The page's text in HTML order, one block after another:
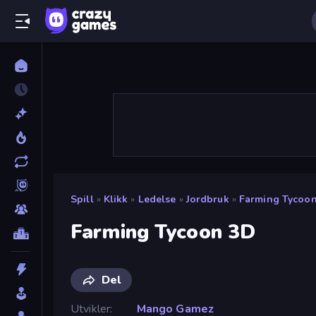
Spill » Klikk » Ledelse » Jordbruk » Farming
Farming Tycoon 3D
Del
Utvikler
Mango Gamez